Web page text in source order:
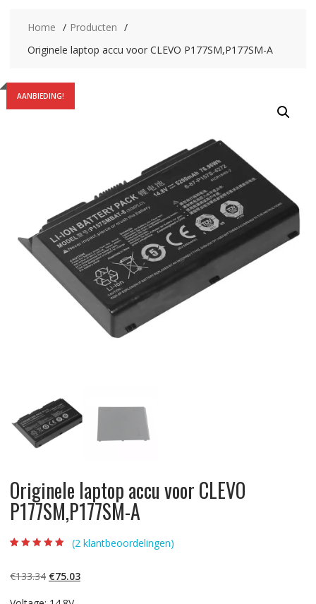
Home
Producten
Originele laptop accu voor CLEVO P177SM,P177SM-A
AANBIEDING!
Originele laptop accu voor CLEVO
P177SM,P177SM-A
gebaseerd op
klantbeoordelinge
(2 klantbeoordelingen)
€133.34 Oorspronkelijke
€75.03Huidige